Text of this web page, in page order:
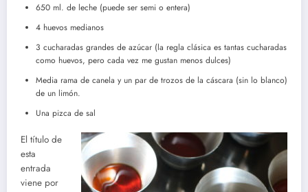
650 ml. de leche (puede ser semi o entera)
4 huevos medianos
3 cucharadas grandes de azúcar (la regla clásica es tantas cucharadas
como huevos, pero cada vez me gustan menos dulces)
Media rama de canela y un par de trozos de la cáscara (sin lo blanco)
de un limón.
Una pizca de sal
El título de
esta
entrada
viene por